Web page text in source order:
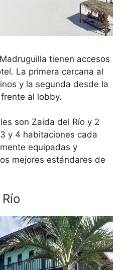
tienen accesos
La primera cercana al
y la segunda desde la
al lobby.
son Zaida del Río y 2
y 4 habitaciones cada
equipadas y
mejores estándares de